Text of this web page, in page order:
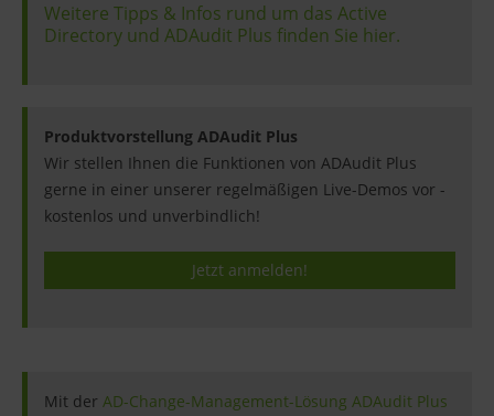
Weitere Tipps & Infos rund um das Active
Directory und ADAudit Plus finden Sie hier.
Produktvorstellung ADAudit Plus
Wir stellen Ihnen die Funktionen von ADAudit Plus
gerne in einer unserer regelmäßigen Live-Demos vor -
kostenlos und unverbindlich!
Jetzt anmelden!
Mit der AD-Change-Management-Lösung ADAudit Plus